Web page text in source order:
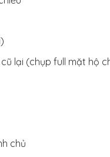
lại (chụp full mặt hộ
chủ